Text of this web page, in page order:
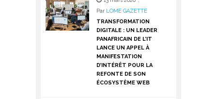
Par LOME GAZETTE
TRANSFORMATION
DIGITALE : UN LEADER
PANAFRICAIN DE L’IT
LANCE UN APPEL À
MANIFESTATION
D’INTÉRÊT POUR LA
REFONTE DE SON
ÉCOSYSTÈME WEB